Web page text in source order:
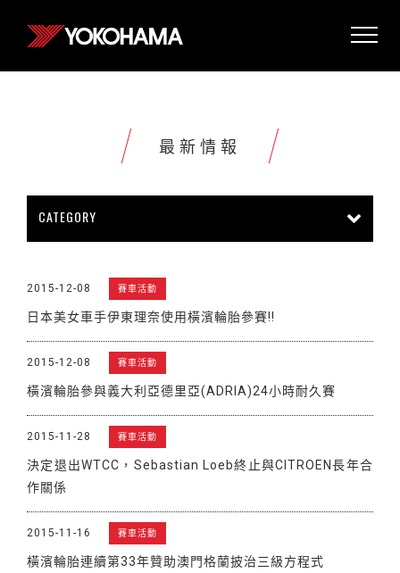
最新情報
CATEGORY
販促活動
2015-12-08 賽車活動
日本美女車手伊東理奈使用橫濱輪胎參賽!!
2015-12-08 賽車活動
橫濱輪胎參與義大利亞德里亞(ADRIA)24小時耐久賽
2015-11-28 賽車活動
決定退出WTCC，Sebastian Loeb終止與CITROEN長年合
作關係
2015-11-16 賽車活動
橫濱輪胎連續第33年贊助澳門格蘭披治三級方程式